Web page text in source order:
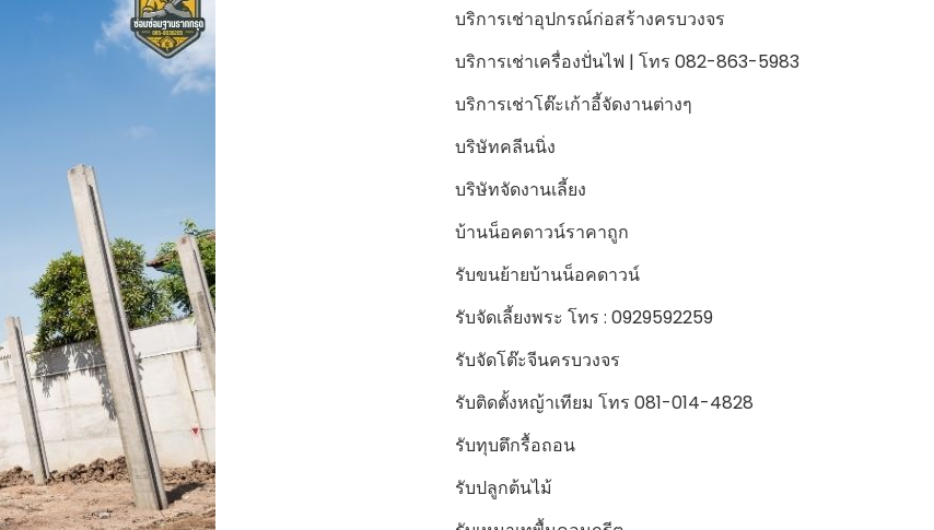
บริการเช่าอุปกรณ์ก่อสร้างครบวงจร
บริการเช่าเครื่องปั่นไฟ | โทร 082-863-5983
บริการเช่าโต๊ะเก้าอี้จัดงานต่างๆ
บริษัทคลีนนิ่ง
บริษัทจัดงานเลี้ยง
บ้านน็อคดาวน์ราคาถูก
รับขนย้ายบ้านน็อคดาวน์
รับจัดเลี้ยงพระ โทร : 0929592259
รับจัดโต๊ะจีนครบวงจร
รับติดตั้งหญ้าเทียม โทร 081-014-4828
รับทุบตึกรื้อถอน
รับปลูกต้นไม้